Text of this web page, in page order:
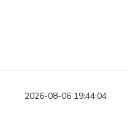
2026-08-06 19:44:04